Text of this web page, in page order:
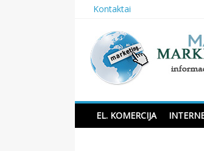
content
Kontaktai
EL. KOMERCIJA